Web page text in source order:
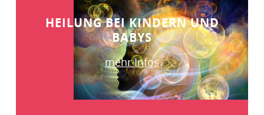
HEILUNG BEI KINDERN UND
BABYS
mehr Infos